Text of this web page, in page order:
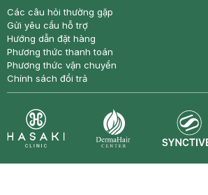
Các câu hỏi thường gặp
Gửi yêu cầu hỗ trợ
Hướng dẫn đặt hàng
Phương thức thanh toán
Phương thức vận chuyển
Chính sách đổi trả